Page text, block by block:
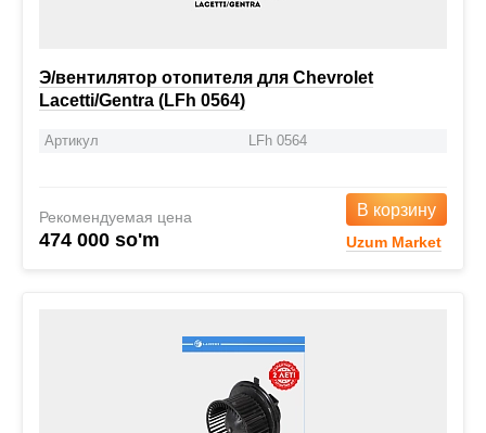
Э/вентилятор отопителя для Chevrolet
Lacetti/Gentra (LFh 0564)
Артикул LFh 0564
Рекомендуемая цена
474 000 so'm
В корзину
Uzum Market